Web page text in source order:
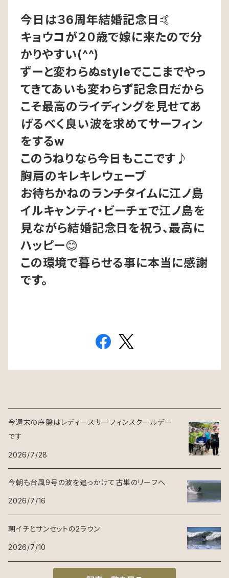
今日は３6周年結婚記念日 🤙
キョウコが２０歳で嫁に来たので分
かりやすい(^^)
ずーと変わらぬstyleでここまでやっ
てきてあいも変わらず記念日だから
こそ最高のライディングを見せてあ
げるべく良い波を求めてサーフィン
をするw
このうねりなら今日もここです♪
胸肩のキレキレウェーブ
お待ちかねのランチタイムに江ノ島
イルキャンティ・ビーチェで江ノ島を
見ながら結婚記念日を祝う、最高に
ハッピー😊
この環境で暮らせる事に本当に感謝
です。
今週末の序盤はレディースサーフィンスクールデー
です
2026/7/28
今朝も台風9号の波を追っかけて古巣のリーフへ
2026/7/16
朝イチとサンセットの2ラウン
2026/7/10